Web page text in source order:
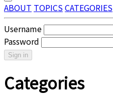
ABOUT TOPICSCATEGORIES
Username
Password
Sign in
Categories